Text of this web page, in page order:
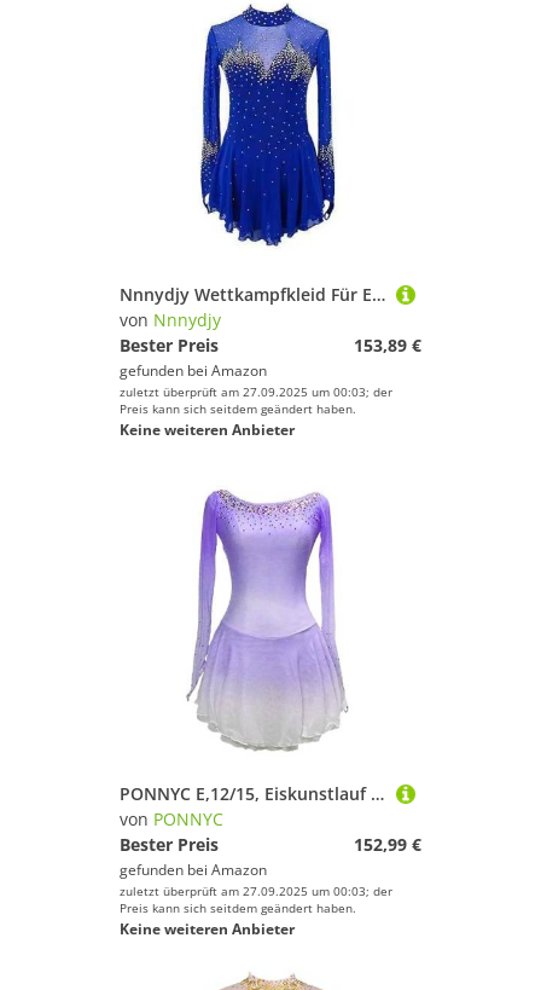
Nnnydjy Wettkampfkleid Für Eiskunstlauf Für Damen Langärmlig Mit Haken Trikots Für Rhythmische Sportgymnastik Rock Für Eiskunstlauf Für Mädchen Glänzender Kristall,Blau,S
von Nnnydjy
Bester Preis
153,89 €
gefunden bei Amazon
zuletzt überprüft am 27.09.2025 um 00:03; der
Preis kann sich seitdem geändert haben.
Keine weiteren Anbieter
PONNYC E,12/15, Eiskunstlauf Kleid Für Mädchen Eislaufbekleidung Für Wettkämpfe Farbverlauf Rollschuhbekleidung Rhythmische Gymnastik Trikots Mit Glänzenden Strasssteinen
von PONNYC
Bester Preis
152,99 €
gefunden bei Amazon
zuletzt überprüft am 27.09.2025 um 00:03; der
Preis kann sich seitdem geändert haben.
Keine weiteren Anbieter